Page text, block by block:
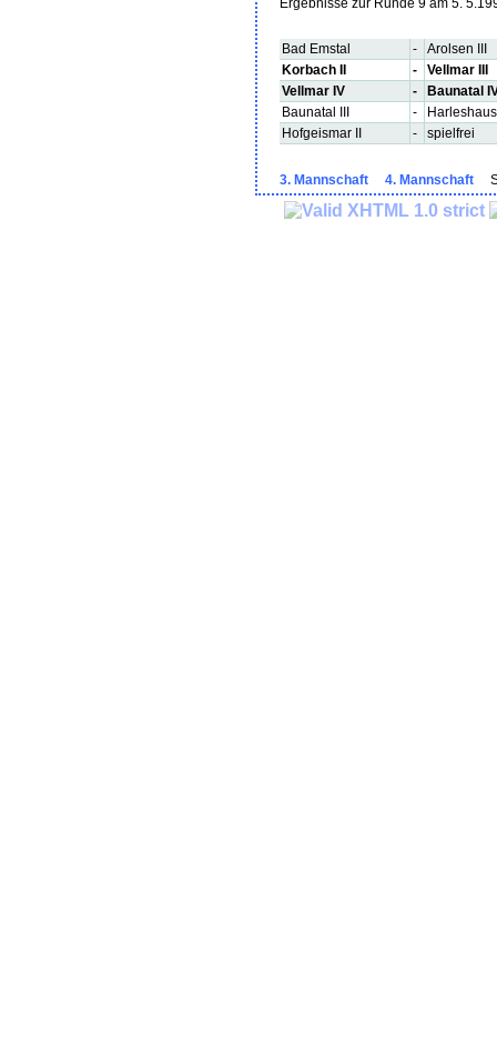
Ergebnisse zur Runde 9 am 5.
Bad Emstal -
Arolsen III
Korbach II
-
Vellmar III
Vellmar IV
-
Baunatal
Baunatal III
-
Hofgeismar II
- spielfrei
3. Mannschaft 4. Mannschaft